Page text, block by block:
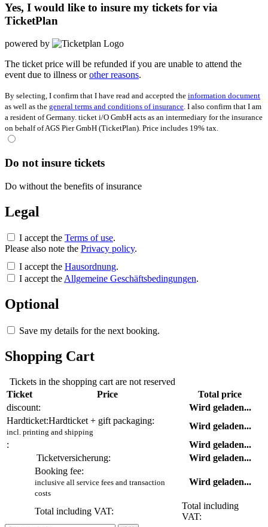
Yes, I would like to insure my tickets for via
TicketPlan
powered by
The ticket price will be refunded if you are unable to attend the
event due to illness orother reasons.
By selecting, I confirm that I have read and accepted the information document
as well as the general terms and conditions of insurance. I also confirm that I am
a resident of Germany. ticket i/O GmbH acts as an intermediary for the insurance
on behalf of AGS Pier GmbH (TicketPlan). Price includes 19% tax.
Do not insure tickets
Do without the benefits of insurance
Legal
I accept the Terms of use.
Please also note the Privacy policy.
I accept the Hausordnung.
I accept theAllgemeine Geschäftsbedingungen.
Optional
Save my details for the next booking.
Shopping Cart
Tickets in the shopping cart are not reserved
Ticket
Price
Total price
discount:
Wird geladen...
Hardticket:Hardticket + gift packaging:
incl. printing and shipping
Wird geladen...
:
Wird geladen...
Ticketversicherung:
Wird geladen...
Booking fee:
inclusive all service fees and transaction
costs
Wird geladen...
Total including VAT:
Total including
VAT: